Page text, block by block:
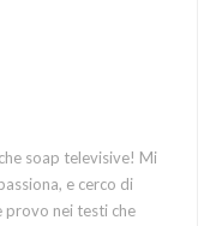
soap televisive! Mi
e cerco di
provo nei testi che